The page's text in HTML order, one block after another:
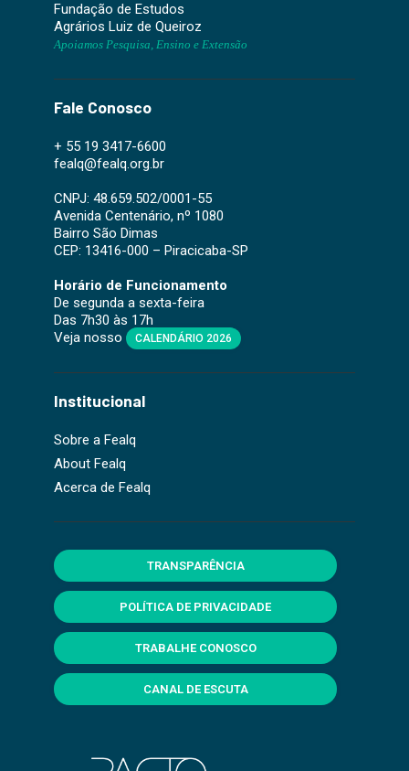
Fundação de Estudos
Agrários Luiz de Queiroz
Apoiamos Pesquisa, Ensino e Extensão
Fale Conosco
+ 55 19 3417-6600
fealq@fealq.org.br
CNPJ: 48.659.502/0001-55
Avenida Centenário, nº 1080
Bairro São Dimas
CEP: 13416-000 – Piracicaba-SP
Horário de Funcionamento
De segunda a sexta-feira
Das 7h30 às 17h
Veja nosso
CALENDÁRIO 2026
Institucional
Sobre a Fealq
About Fealq
Acerca de Fealq
TRANSPARÊNCIA
POLÍTICA DE PRIVACIDADE
TRABALHE CONOSCO
CANAL DE ESCUTA